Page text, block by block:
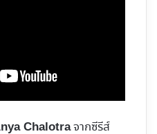
Chalotraจากซีรีส์